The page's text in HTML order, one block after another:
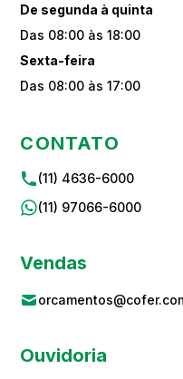
De segunda à quinta
Das 08:00 às 18:00
Sexta-feira
Das 08:00 às 17:00
CONTATO
(11) 4636-6000
(11) 97066-6000
Vendas
Ouvidoria